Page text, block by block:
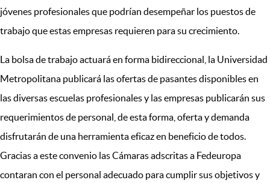
jóvenes profesionales que podrían desempeñar los puestos de
trabajo que estas empresas requieren para su crecimiento.
La bolsa de trabajo actuará en forma bidireccional, la Universidad
Metropolitana publicará las ofertas de pasantes disponibles en
las diversas escuelas profesionales y las empresas publicarán sus
requerimientos de personal, de esta forma, oferta y demanda
disfrutarán de una herramienta eficaz en beneficio de todos.
Gracias a este convenio las Cámaras adscritas a Fedeuropa
contaran con el personal adecuado para cumplir sus objetivos y